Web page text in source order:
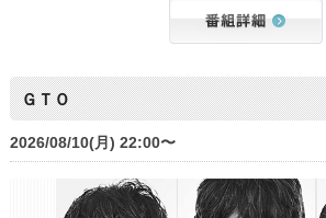
ＧＴＯ
2026/08/10(月) 22:00〜